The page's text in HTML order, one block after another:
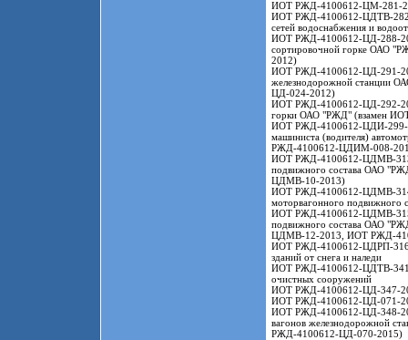
ИОТ РЖД-4100612-ЦМ-281-
ИОТ РЖД-4100612-ЦДТВ-282-
сетей водоснабжения и
ИОТ РЖД-4100612-ЦД-288-
сортировочной горке ОАО
2012)
ИОТ РЖД-4100612-ЦД-291-
железнодорожной станции
ЦД-024-2012)
ИОТ РЖД-4100612-ЦД-292-
горки ОАО "РЖД" (взамен
ИОТ РЖД-4100612-ЦДИ-299-
машиниста (водителя)
РЖД-4100612-ЦДИМ-008-
ИОТ РЖД-4100612-ЦДМВ-313-
подвижного состава ОАО
ЦДМВ-10-2013)
ИОТ РЖД-4100612-ЦДМВ-314-
моторвагонного
ИОТ РЖД-4100612-ЦДМВ-315-
подвижного состава ОАО
ЦДМВ-12-2013, ИОТ РЖД-
ИОТ РЖД-4100612-ЦДРП-316-
зданий от снега и наледи
ИОТ РЖД-4100612-ЦДТВ-341-
очистных сооружений
ИОТ РЖД-4100612-ЦД-347-
ИОТ РЖД-4100612-ЦД-071-
ИОТ РЖД-4100612-ЦД-348-
вагонов железнодорожной
РЖД-4100612-ЦД-070-2015)